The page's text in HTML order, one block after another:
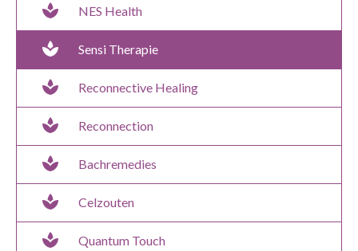
spa NES Health
spa Sensi Therapie
spa Reconnective Healing
spa Reconnection
spa Bachremedies
spa Celzouten
spa Quantum Touch